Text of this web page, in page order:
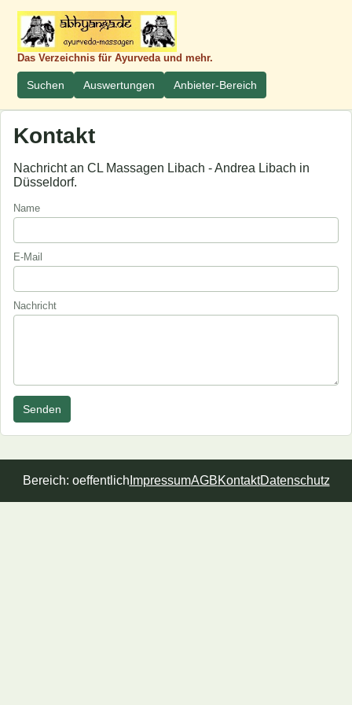
Das Verzeichnis für Ayurveda und mehr.
Suchen Auswertungen Anbieter-Bereich
Kontakt
Nachricht an CL Massagen Libach - Andrea Libach in
Düsseldorf.
Name
E-Mail
Nachricht
Senden
Bereich: oeffentlich ImpressumAGBKontaktDatenschutz